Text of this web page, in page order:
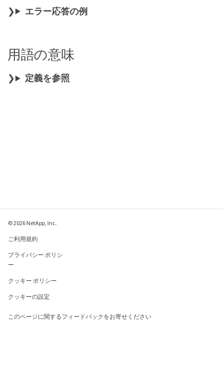
エラー応答の例
用語の意味
定義を参照
© 2026 NetApp, Inc.
ご利用規約
プライバシー ポリシ
ー
クッキー ポリシー
クッキーの設定
このページに関するフィードバックをお寄せください